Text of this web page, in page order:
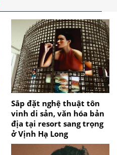
Sắp đặt nghệ thuật tôn
vinh di sản, văn hóa bản
địa tại resort sang trọng
ở Vịnh Hạ Long